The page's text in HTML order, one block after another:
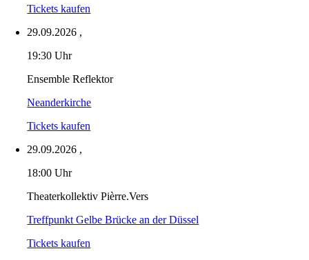
Tickets kaufen
29.09.2026 ,
19:30 Uhr
Ensemble Reflektor
Neanderkirche
Tickets kaufen
29.09.2026 ,
18:00 Uhr
Theaterkollektiv Pièrre.Vers
Treffpunkt Gelbe Brücke an der Düssel
Tickets kaufen